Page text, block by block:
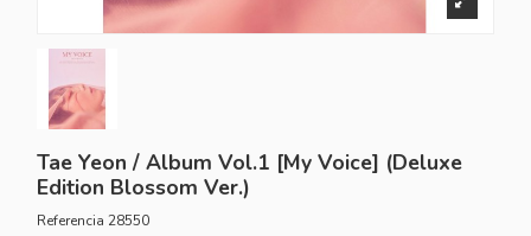
Tae Yeon / Album Vol.1 [My Voice] (Deluxe
Edition Blossom Ver.)
Referencia 28550